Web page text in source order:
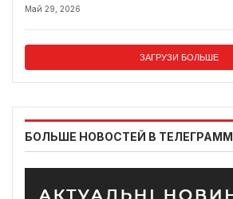
Май 29, 2026
ЗАГРУЗИ БОЛЬШЕ
БОЛЬШЕ НОВОСТЕЙ В ТЕЛЕГРАММ